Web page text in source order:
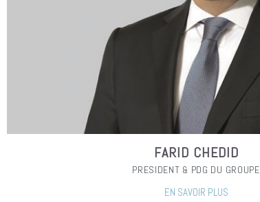
FARID CHEDID
PRESIDENT & PDG DU GROUPE
EN SAVOIR PLUS